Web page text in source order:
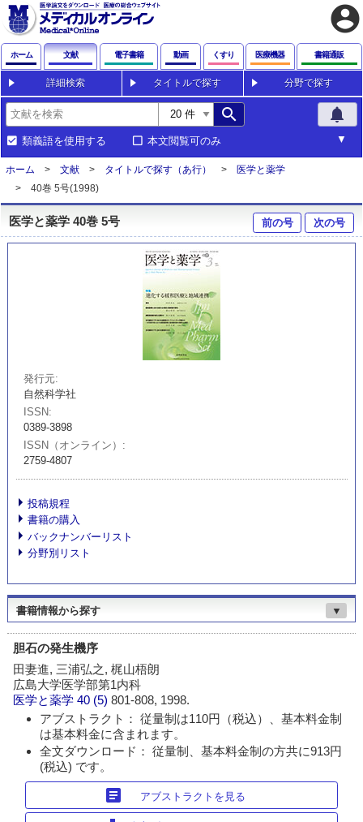
account_circle
ホーム 文献 電子書籍 動画 くすり 医療機器 書籍通販
詳細検索 タイトルで探す 分野で探す
search notifications
類義語を使用する 本文閲覧可のみ
ホーム 文献 タイトルで探す（あ行）
医学と薬学
40巻 5号(1998)
医学と薬学 40巻 5号 前の号 次の号
発行元
自然科学社
ISSN
0389-3898
ISSN（オンライン）
2759-4807
投稿規程
書籍の購入
バックナンバーリスト
分野別リスト
書籍情報から探す ▼
胆石の発生機序
田妻進, 三浦弘之, 梶山梧朗
広島大学医学部第1内科
医学と薬学 40 (5)801-808, 1998.
アブストラクト： 従量制は110円（税込）、基本料金制
は基本料金に含まれます。
全文ダウンロード： 従量制、基本料金制の方共に913円
(税込) です。
article アブストラクトを見る